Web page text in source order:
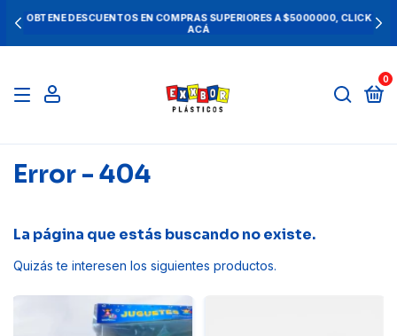
OBTENE DESCUENTOS EN COMPRAS SUPERIORES A $5000000, CLICK
ACÁ
0
Error - 404
La página que estás buscando no existe.
Quizás te interesen los siguientes productos.